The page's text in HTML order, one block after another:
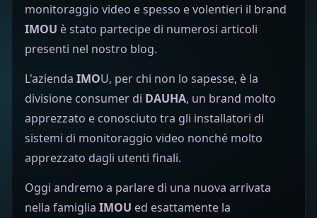
monitoraggio video e spesso e volentieri il brand
IMOU è stato partecipe di numerosi articoli
presenti nel nostro blog.
L'azienda IMOU, per chi non lo sapesse, è la
divisione consumer di DAUHA, un brand molto
apprezzato e conosciuto tra gli installatori di
sistemi di monitoraggio video nonché molto
apprezzato dagli utenti finali.
Oggi andremo a parlare di una nuova arrivata
nella famiglia IMOU ed esattamente la